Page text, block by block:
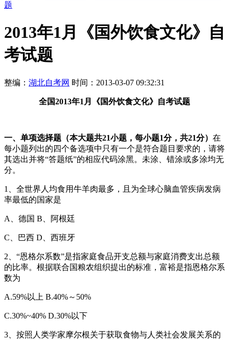
题
2013年1月《国外饮食文化》自
考试题
整编： 湖北自考网 时间：2013-03-07 09:32:31
全国2013年1月《国外饮食文化》自考试题
一、单项选择题（本大题共21小题，每小题1分，共21分） 在
每小题列出的四个备选项中只有一个是符合题目要求的，请将
其选出并将“答题纸”的相应代码涂黑。未涂、错涂或多涂均无
分。
1、全世界人均食用牛羊肉最多，且为全球心脑血管疾病发病
率最低的国家是
A、德国 B、阿根廷
C、巴西 D、西班牙
2、“恩格尔系数”是指家庭食品开支总额与家庭消费支出总额
的比率。根据联合国粮农组织提出的标准，富裕是指恩格尔系
数为
A.59%以上 B.40%～50%
C.30%~40% D.30%以下
3、按照人类学家摩尔根关于获取食物与人类社会发展关系的